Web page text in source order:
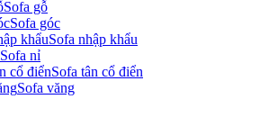
Sofa gỗ
Sofa góc
Sofa nhập khẩu
Sofa nỉ
Sofa tân cổ điển
Sofa văng